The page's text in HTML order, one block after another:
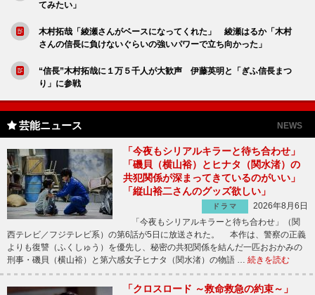
てみたい」
木村拓哉「綾瀬さんがベースになってくれた」 綾瀬はるか「木村
さんの信長に負けないぐらいの強いパワーで立ち向かった」
“信長”木村拓哉に１万５千人が大歓声 伊藤英明と「ぎふ信長まつ
り」に参戦
芸能ニュース NEWS
「今夜もシリアルキラーと待ち合わせ」
「磯貝（横山裕）とヒナタ（関水渚）の
共犯関係が深まってきているのがいい」
「縦山裕二さんのグッズ欲しい」
ドラマ
2026年8月6日
「今夜もシリアルキラーと待ち合わせ」（関
西テレビ／フジテレビ系）の第6話が5日に放送された。 本作は、警察の正義
よりも復讐（ふくしゅう）を優先し、秘密の共犯関係を結んだ一匹おおかみの
刑事・磯貝（横山裕）と第六感女子ヒナタ（関水渚）の物語 … 続きを読む
「クロスロード ～救命救急の約束～」